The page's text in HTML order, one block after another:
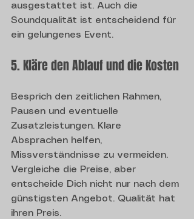
ausgestattet ist. Auch die
Soundqualität ist entscheidend für
ein gelungenes Event.
5. Kläre den Ablauf und die Kosten
Besprich den zeitlichen Rahmen,
Pausen und eventuelle
Zusatzleistungen. Klare
Absprachen helfen,
Missverständnisse zu vermeiden.
Vergleiche die Preise, aber
entscheide Dich nicht nur nach dem
günstigsten Angebot. Qualität hat
ihren Preis.